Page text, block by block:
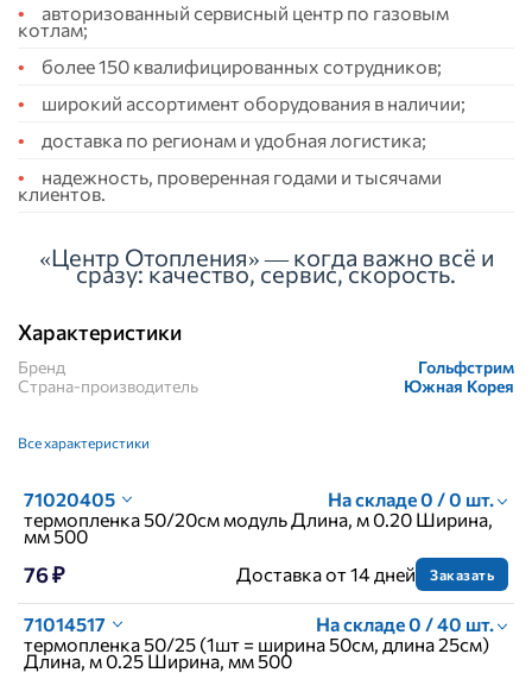
авторизованный сервисный центр по газовым
котлам;
более 150 квалифицированных сотрудников;
широкий ассортимент оборудования в наличии;
доставка по регионам и удобная логистика;
надежность, проверенная годами и тысячами
клиентов.
«Центр Отопления» — когда важно всё и
сразу: качество, сервис, скорость.
Характеристики
Бренд
Гольфстрим
Страна-производитель
Южная Корея
Все характеристики
71020405
На складе 0 / 0 шт.
термопленка 50/20см модуль Длина, м 0.20 Ширина,
мм 500
76 ₽ Доставка от 14 дней Заказать
71014517
На складе 0 / 40 шт.
термопленка 50/25 (1шт = ширина 50см, длина 25см)
Длина, м 0.25 Ширина, мм 500